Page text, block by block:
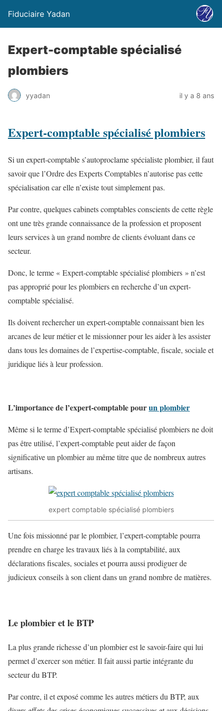
Fiduciaire Yadan
Expert-comptable spécialisé
plombiers
yyadan il y a 8 ans
Expert-comptable spécialisé plombiers
Si un expert-comptable s’autoproclame spécialiste plombier, il faut
savoir que l’Ordre des Experts Comptables n’autorise pas cette
spécialisation car elle n’existe tout simplement pas.
Par contre, quelques cabinets comptables conscients de cette règle
ont une très grande connaissance de la profession et proposent
leurs services à un grand nombre de clients évoluant dans ce
secteur.
Donc, le terme « Expert-comptable spécialisé plombiers » n’est
pas approprié pour les plombiers en recherche d’un expert-
comptable spécialisé.
Ils doivent rechercher un expert-comptable connaissant bien les
arcanes de leur métier et le missionner pour les aider à les assister
dans tous les domaines de l’expertise-comptable, fiscale, sociale et
juridique liés à leur profession.
L’importance de l’expert-comptable pourun plombier
Même si le terme d’Expert-comptable spécialisé plombiers ne doit
pas être utilisé, l’expert-comptable peut aider de façon
significative un plombier au même titre que de nombreux autres
artisans.
expert comptable spécialisé plombiers
Une fois missionné par le plombier, l’expert-comptable pourra
prendre en charge les travaux liés à la comptabilité, aux
déclarations fiscales, sociales et pourra aussi prodiguer de
judicieux conseils à son client dans un grand nombre de matières.
Le plombier et le BTP
La plus grande richesse d’un plombier est le savoir-faire qui lui
permet d’exercer son métier. Il fait aussi partie intégrante du
secteur du BTP.
Par contre, il et exposé comme les autres métiers du BTP, aux